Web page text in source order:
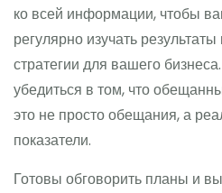
ко всей информации, чтобы
регулярно изучать
стратегии для вашего
убедиться в том, что
это не просто обещания, а
показатели.
Готовы обговорить планы и